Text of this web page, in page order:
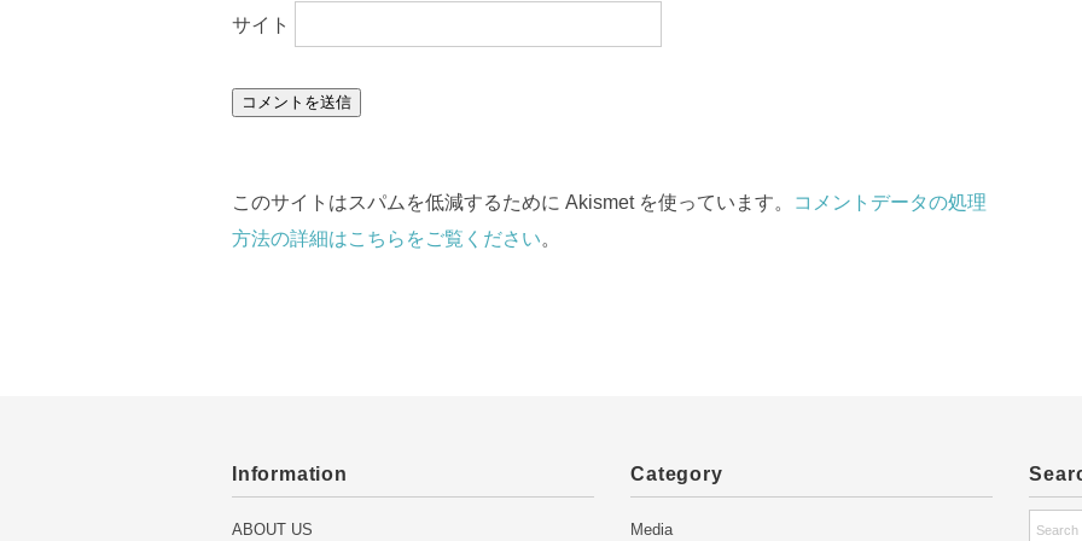
サイト
このサイトはスパムを低減するために Akismet を使っています。
コメントデータの処理
方法の詳細はこちらをご覧ください。
Information
ABOUT US
Category
Media